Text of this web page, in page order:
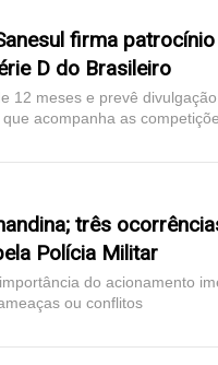
firma
D do Brasileiro
12 meses e prevê
acompanha as
três
Polícia Militar
do acionamento
ou conflitos